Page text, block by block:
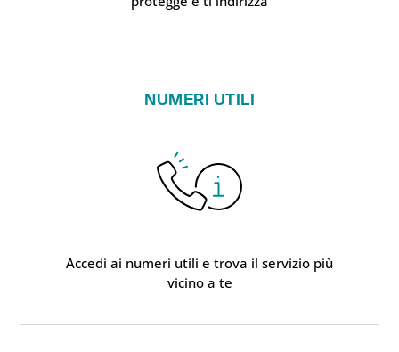
NUMERI UTILI
Accedi ai numeri utili e trova il servizio più
vicino a te